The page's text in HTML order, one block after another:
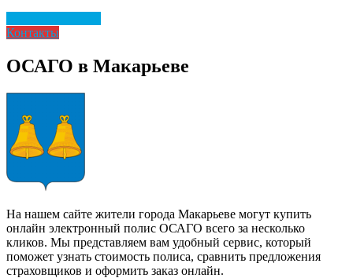
Контакты
ОСАГО в Макарьеве
На нашем сайте жители города Макарьеве могут купить
онлайн электронный полис ОСАГО всего за несколько
кликов. Мы представляем вам удобный сервис, который
поможет узнать стоимость полиса, сравнить предложения
страховщиков и оформить заказ онлайн.